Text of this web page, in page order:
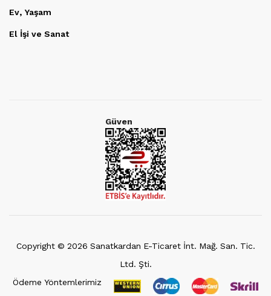
Ev, Yaşam
El İşi ve Sanat
Güven
Copyright © 2026 Sanatkardan E-Ticaret İnt. Mağ. San. Tic.
Ltd. Şti.
Ödeme Yöntemlerimiz